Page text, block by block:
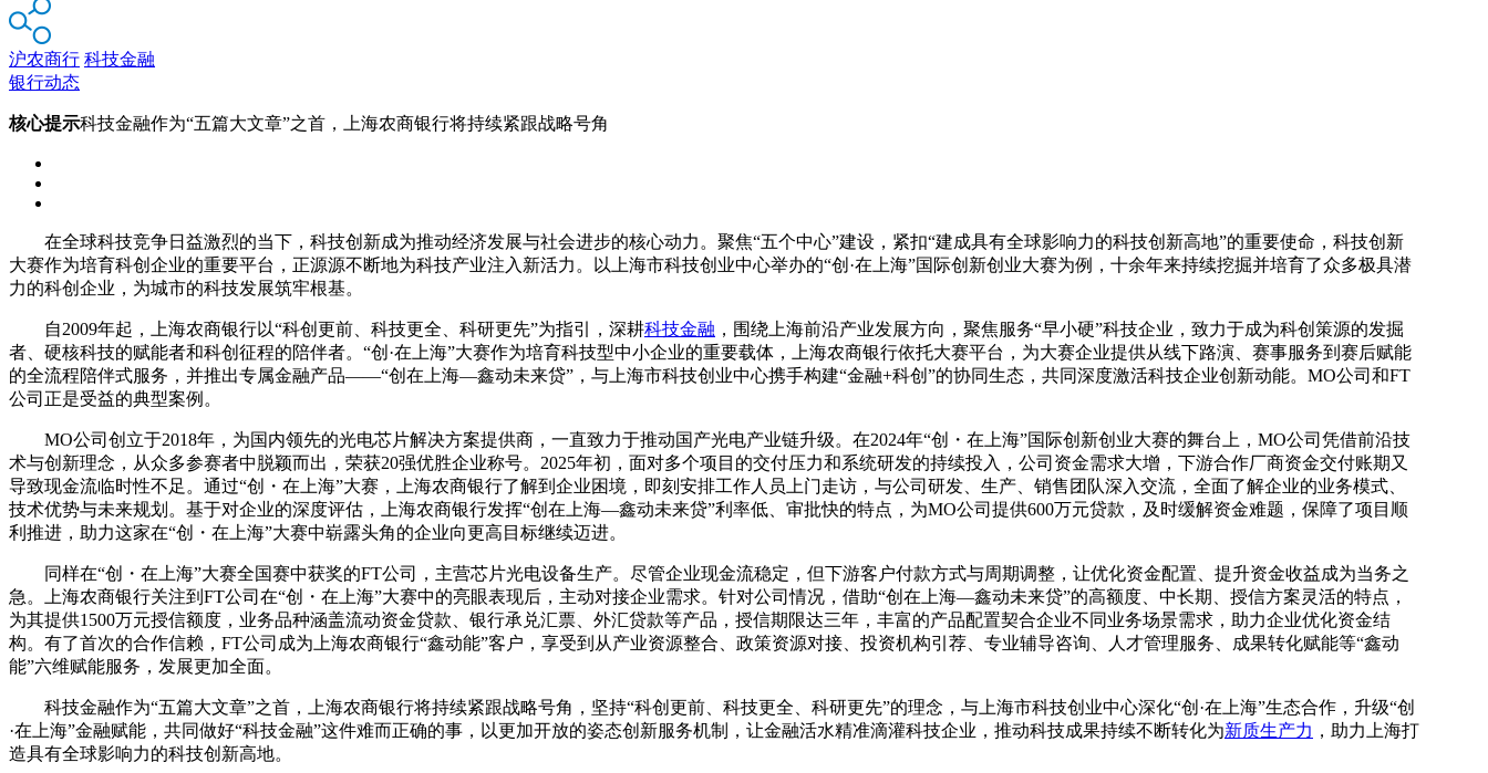
沪农商行 科技金融
银行动态
核心提示科技金融作为“五篇大文章”之首，上海农商银行将持续紧跟战略号角
在全球科技竞争日益激烈的当下，科技创新成为推动经济发展与社会进步的核心动力。聚焦“五个中心”建设，紧扣“建成具有全球影响力的科技创新高地”的重要使命，科技创新
大赛作为培育科创企业的重要平台，正源源不断地为科技产业注入新活力。以上海市科技创业中心举办的“创·在上海”国际创新创业大赛为例，十余年来持续挖掘并培育了众多极具潜
力的科创企业，为城市的科技发展筑牢根基。
自2009年起，上海农商银行以“科创更前、科技更全、科研更先”为指引，深耕科技金融 ，围绕上海前沿产业发展方向，聚焦服务“早小硬”科技企业，致力于成为科创策源的发掘
者、硬核科技的赋能者和科创征程的陪伴者。“创·在上海”大赛作为培育科技型中小企业的重要载体，上海农商银行依托大赛平台，为大赛企业提供从线下路演、赛事服务到赛后赋能
的全流程陪伴式服务，并推出专属金融产品——“创在上海—鑫动未来贷”，与上海市科技创业中心携手构建“金融+科创”的协同生态，共同深度激活科技企业创新动能。MO公司和FT
公司正是受益的典型案例。
MO公司创立于2018年，为国内领先的光电芯片解决方案提供商，一直致力于推动国产光电产业链升级。在2024年“创・在上海”国际创新创业大赛的舞台上，MO公司凭借前沿技
术与创新理念，从众多参赛者中脱颖而出，荣获20强优胜企业称号。2025年初，面对多个项目的交付压力和系统研发的持续投入，公司资金需求大增，下游合作厂商资金交付账期又
导致现金流临时性不足。通过“创・在上海”大赛，上海农商银行了解到企业困境，即刻安排工作人员上门走访，与公司研发、生产、销售团队深入交流，全面了解企业的业务模式、
技术优势与未来规划。基于对企业的深度评估，上海农商银行发挥“创在上海—鑫动未来贷”利率低、审批快的特点，为MO公司提供600万元贷款，及时缓解资金难题，保障了项目顺
利推进，助力这家在“创・在上海”大赛中崭露头角的企业向更高目标继续迈进。
同样在“创・在上海”大赛全国赛中获奖的FT公司，主营芯片光电设备生产。尽管企业现金流稳定，但下游客户付款方式与周期调整，让优化资金配置、提升资金收益成为当务之
急。上海农商银行关注到FT公司在“创・在上海”大赛中的亮眼表现后，主动对接企业需求。针对公司情况，借助“创在上海—鑫动未来贷”的高额度、中长期、授信方案灵活的特点，
为其提供1500万元授信额度，业务品种涵盖流动资金贷款、银行承兑汇票、外汇贷款等产品，授信期限达三年，丰富的产品配置契合企业不同业务场景需求，助力企业优化资金结
构。有了首次的合作信赖，FT公司成为上海农商银行“鑫动能”客户，享受到从产业资源整合、政策资源对接、投资机构引荐、专业辅导咨询、人才管理服务、成果转化赋能等“鑫动
能”六维赋能服务，发展更加全面。
科技金融作为“五篇大文章”之首，上海农商银行将持续紧跟战略号角，坚持“科创更前、科技更全、科研更先”的理念，与上海市科技创业中心深化“创·在上海”生态合作，升级“创
·在上海”金融赋能，共同做好“科技金融”这件难而正确的事，以更加开放的姿态创新服务机制，让金融活水精准滴灌科技企业，推动科技成果持续不断转化为新质生产力 ，助力上海打
造具有全球影响力的科技创新高地。